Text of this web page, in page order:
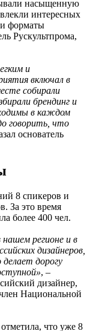
насыщенную
интересных
и форматы
Рускультпрома,
и
включал в
собирали
брендинг и
в каждом
говорить, что
основатель
8 спикеров и
За это время
более 400 чел.
регионе и в
дизайнеров,
дорогу
, –
дизайнер,
Национальной
отметила, что уже 8